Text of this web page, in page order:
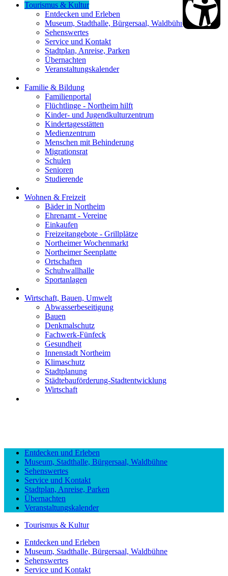
Tourismus & Kultur
Entdecken und Erleben
Museum, Stadthalle, Bürgersaal, Waldbühne
Sehenswertes
Service und Kontakt
Stadtplan, Anreise, Parken
Übernachten
Veranstaltungskalender
Familie & Bildung
Familienportal
Flüchtlinge - Northeim hilft
Kinder- und Jugendkulturzentrum
Kindertagesstätten
Medienzentrum
Menschen mit Behinderung
Migrationsrat
Schulen
Senioren
Studierende
Wohnen & Freizeit
Bäder in Northeim
Ehrenamt - Vereine
Einkaufen
Freizeitangebote - Grillplätze
Northeimer Wochenmarkt
Northeimer Seenplatte
Ortschaften
Schuhwallhalle
Sportanlagen
Wirtschaft, Bauen, Umwelt
Abwasserbeseitigung
Bauen
Denkmalschutz
Fachwerk-Fünfeck
Gesundheit
Innenstadt Northeim
Klimaschutz
Stadtplanung
Städtebauförderung-Stadtentwicklung
Wirtschaft
Entdecken und Erleben
Museum, Stadthalle, Bürgersaal, Waldbühne
Sehenswertes
Service und Kontakt
Stadtplan, Anreise, Parken
Übernachten
Veranstaltungskalender
Tourismus & Kultur
Entdecken und Erleben
Museum, Stadthalle, Bürgersaal, Waldbühne
Sehenswertes
Service und Kontakt